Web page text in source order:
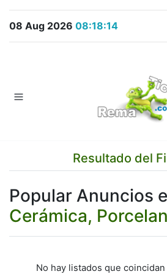
08 Aug 2026 08:18:14
Resultado del
Popular Anuncios
Cerámica,
No hay listados que